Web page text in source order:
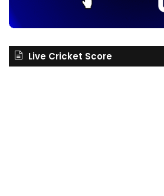
Live Cricket Score